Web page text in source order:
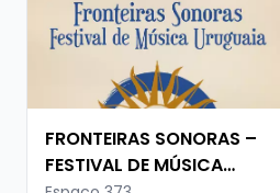
FRONTEIRAS SONORAS –
FESTIVAL DE MÚSICA